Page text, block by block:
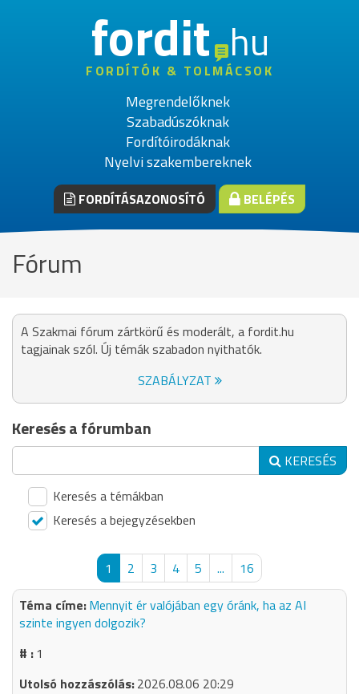
fordithu
FORDÍTÓK & TOLMÁCSOK
Megrendelőknek
Szabadúszóknak
Fordítóirodáknak
Nyelvi szakembereknek
FORDÍTÁSAZONOSÍTÓ BELÉPÉS
Fórum
A Szakmai fórum zártkörű és moderált, a fordit.hu
tagjainak szól. Új témák szabadon nyithatók.
SZABÁLYZAT
Keresés a fórumban
KERESÉS
Keresés a témákban
Keresés a bejegyzésekben
1 2 3 4 5 ...
16
Mennyit ér valójában egy óránk, ha az AI
szinte ingyen dolgozik?
1
2026.08.06 20:29